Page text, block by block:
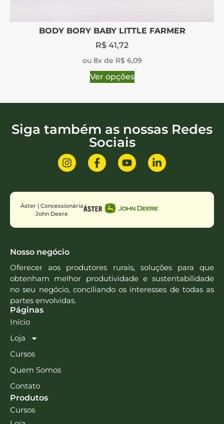
BODY BORY BABY LITTLE FARMER
R$ 41,72
ou 8x de R$ 6,09
Ver opções
Siga também as nossas Redes
Sociais
Áster | Concessionária
John Deere
Nosso negócio
Oferecer aos produtores rurais, soluções para que
obtenham melhor produtividade e sustentabilidade
no seu negócio, conciliando os interesses de todas as
partes envolvidas.
Páginas
Início
Loja
Cursos
Quem Somos
Contato
Produtos
Cursos